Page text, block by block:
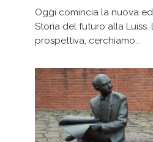
Oggi comincia la nuova
Storia del futuro alla Luiss.
prospettiva, cerchiamo...